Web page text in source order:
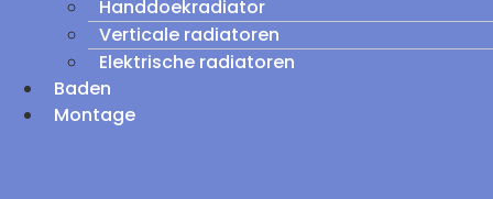
Handdoekradiator
Verticale radiatoren
Elektrische radiatoren
Baden
Montage